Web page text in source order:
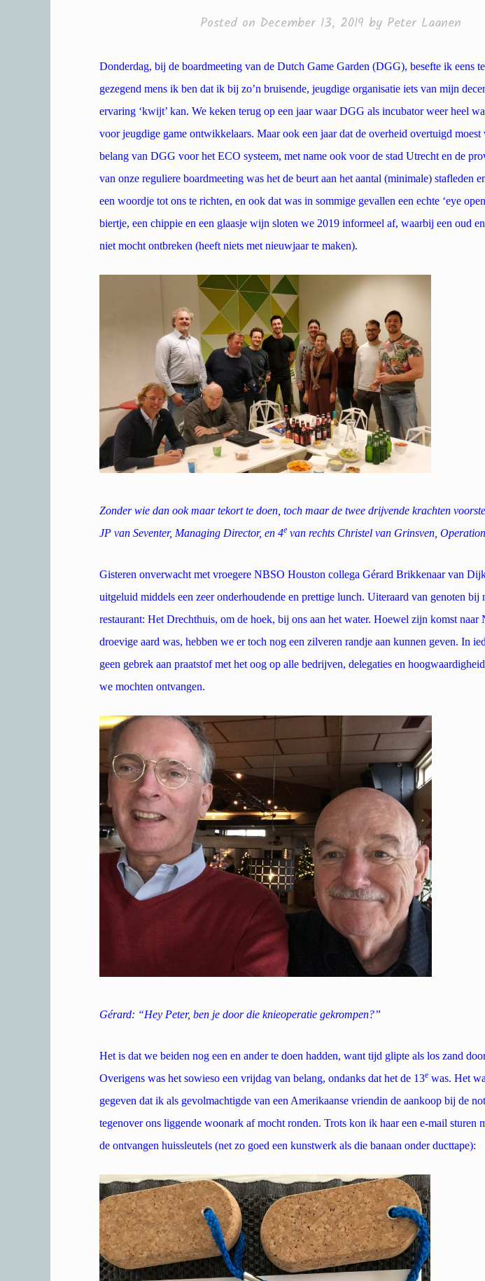
Posted on December 13, 2019 by Peter Laanen
Donderdag, bij de boardmeeting van de Dutch Game Garden (DGG), besefte ik eens
gezegend mens ik ben dat ik bij zo’n bruisende, jeugdige organisatie iets van mijn
ervaring ‘kwijt’ kan. We keken terug op een jaar waar DGG als incubator weer heel
voor jeugdige game ontwikkelaars. Maar ook een jaar dat de overheid overtuigd moest
belang van DGG voor het ECO systeem, met name ook voor de stad Utrecht en de
van onze reguliere boardmeeting was het de beurt aan het aantal (minimale) stafleden
een woordje tot ons te richten, en ook dat was in sommige gevallen een echte ‘eye
biertje, een chippie en een glaasje wijn sloten we 2019 informeel af, waarbij een oud
niet mocht ontbreken (heeft niets met nieuwjaar te maken).
Zonder wie dan ook maar tekort te doen, toch maar de twee drijvende krachten
JP van Seventer, Managing Director, en 4e van rechts Christel van Grinsven
Gisteren onverwacht met vroegere NBSO Houston collega Gérard Brikkenaar van
uitgeluid middels een zeer onderhoudende en prettige lunch. Uiteraard van genoten bij
restaurant: Het Drechthuis, om de hoek, bij ons aan het water. Hoewel zijn komst naar
droevige aard was, hebben we er toch nog een zilveren randje aan kunnen geven. In
geen gebrek aan praatstof met het oog op alle bedrijven, delegaties en
we mochten ontvangen.
Gérard: “Hey Peter, ben je door die knieoperatie gekrompen?”
Het is dat we beiden nog een en ander te doen hadden, want tijd glipte als los zand
Overigens was het sowieso een vrijdag van belang, ondanks dat het de 13e was. Het
gegeven dat ik als gevolmachtigde van een Amerikaanse vriendin de aankoop bij de
tegenover ons liggende woonark af mocht ronden. Trots kon ik haar een e-mail sturen
de ontvangen huissleutels (net zo goed een kunstwerk als die banaan onder ducttape):